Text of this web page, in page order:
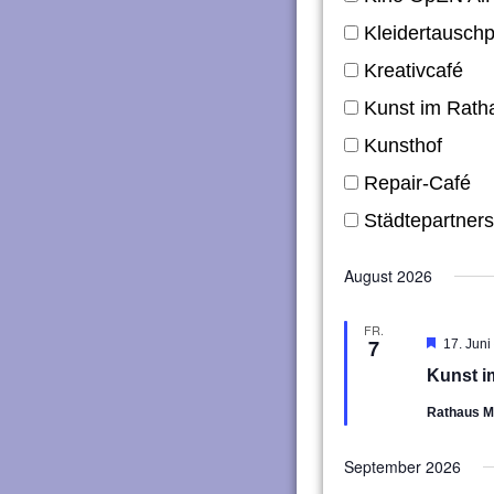
Kreativcafé
Kunst im
Kunsthof
Repair-Café
August 2026
FR.
7
Kunst
17. Juni
Rathaus
September 2026